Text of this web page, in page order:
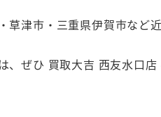
津市・三重県伊賀市など
、ぜひ 買取大吉 西友水口